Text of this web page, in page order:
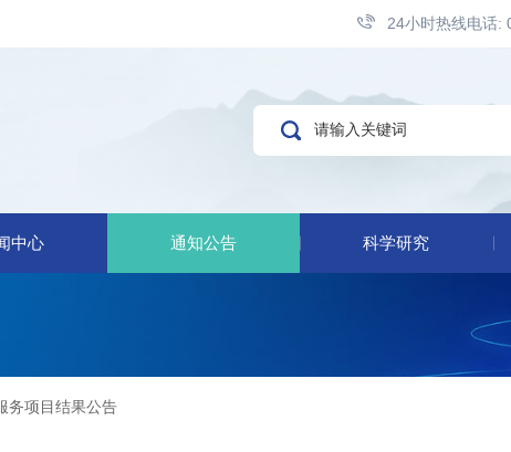
24小时热线电话:
中心 通知公告 科学研究
务项目结果公告